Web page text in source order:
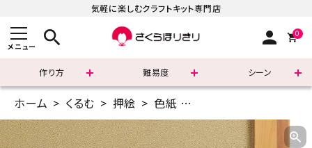
気軽に楽しむクラフトキット専門店
メニュー search person 0
作り方 難易度 シーン
まずはこちら
ショッピングガイド
ホーム くるむ 押絵 色紙